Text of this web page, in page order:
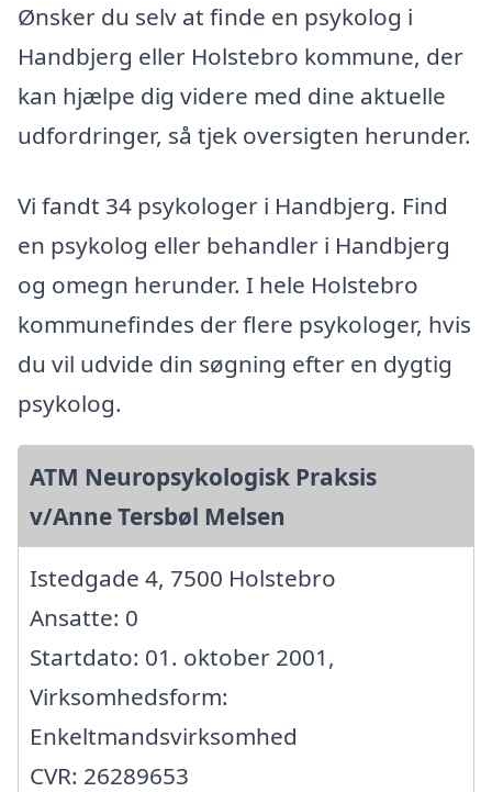
Ønsker du selv at finde en psykolog i
Handbjerg eller Holstebro kommune, der
kan hjælpe dig videre med dine aktuelle
udfordringer, så tjek oversigten herunder.
Vi fandt 34 psykologer i Handbjerg. Find
en psykolog eller behandler i Handbjerg
og omegn herunder. I hele Holstebro
kommunefindes der flere psykologer, hvis
du vil udvide din søgning efter en dygtig
psykolog.
ATM Neuropsykologisk Praksis
v/Anne Tersbøl Melsen
Istedgade 4, 7500 Holstebro
Ansatte: 0
Startdato: 01. oktober 2001,
Virksomhedsform:
Enkeltmandsvirksomhed
CVR: 26289653